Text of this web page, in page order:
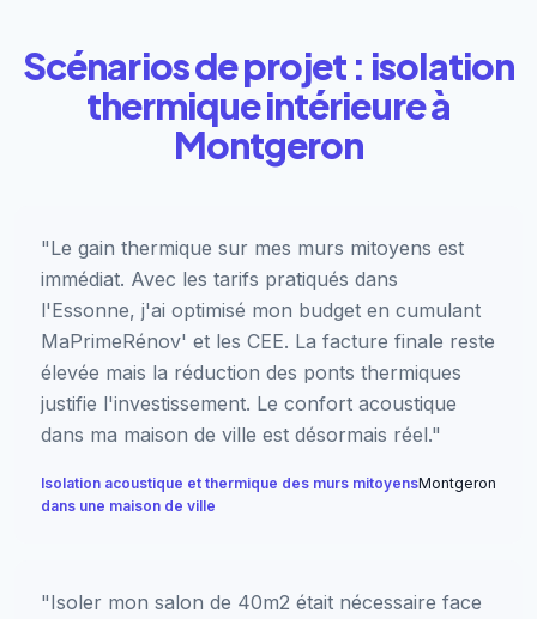
Scénarios de projet : isolation
thermique intérieure à
Montgeron
"Le gain thermique sur mes murs mitoyens est
immédiat. Avec les tarifs pratiqués dans
l'Essonne, j'ai optimisé mon budget en cumulant
MaPrimeRénov' et les CEE. La facture finale reste
élevée mais la réduction des ponts thermiques
justifie l'investissement. Le confort acoustique
dans ma maison de ville est désormais réel."
Isolation acoustique et thermique des murs mitoyens
dans une maison de ville
Montgeron
"Isoler mon salon de 40m2 était nécessaire face